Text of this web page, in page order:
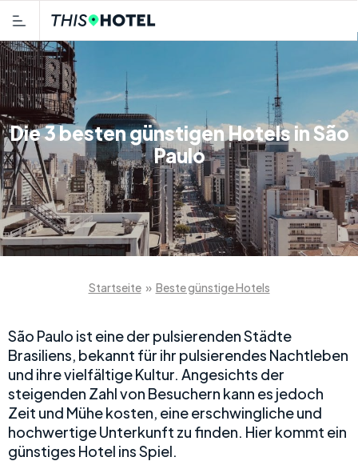
Die 3 besten günstigen Hotels in São
Paulo
Startseite » Beste günstige Hotels
São Paulo ist eine der pulsierenden Städte
Brasiliens, bekannt für ihr pulsierendes Nachtleben
und ihre vielfältige Kultur. Angesichts der
steigenden Zahl von Besuchern kann es jedoch
Zeit und Mühe kosten, eine erschwingliche und
hochwertige Unterkunft zu finden. Hier kommt ein
günstiges Hotel ins Spiel.